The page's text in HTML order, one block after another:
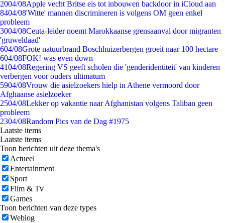
2004/08Apple vecht Britse eis tot inbouwen backdoor in iCloud aan
8404/08'Witte' mannen discrimineren is volgens OM geen enkel
probleem
3004/08Ceuta-leider noemt Marokkaanse grensaanval door migranten
'gruweldaad'
604/08Grote natuurbrand Boschhuizerbergen groeit naar 100 hectare
604/08FOK! was even down
4104/08Regering VS geeft scholen die 'genderidentiteit' van kinderen
verbergen voor ouders ultimatum
5904/08Vrouw die asielzoekers hielp in Athene vermoord door
Afghaanse asielzoeker
2504/08Lekker op vakantie naar Afghanistan volgens Taliban geen
probleem
2304/08Random Pics van de Dag #1975
Laatste items
Laatste items
Toon berichten uit deze thema's
Actueel
Entertainment
Sport
Film & Tv
Games
Toon berichten van deze types
Weblog